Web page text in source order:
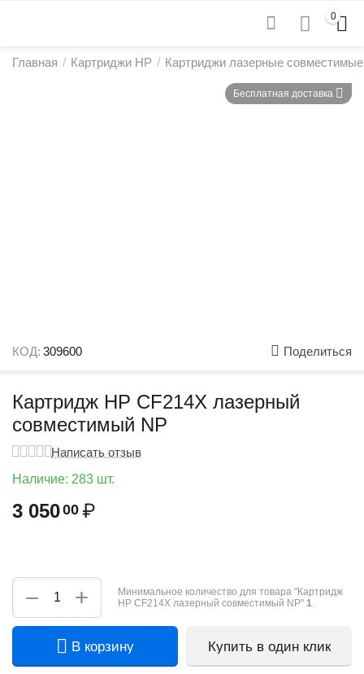
0
Главная / Картриджи HP / Картриджи лазерные
Бесплатная доставка
КОД: 309600 Поделиться
Картридж HP CF214X лазерный
совместимый NP
Написать отзыв
Наличие: 283 шт.
3 05000 ₽
+
−
Минимальное количество для товара "Картридж
HP CF214X лазерный совместимый NP" 1.
В корзину Купить в один клик